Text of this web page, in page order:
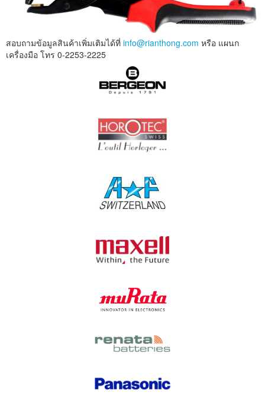
สอบถามข้อมูลสินค้าเพิ่มเติมได้ที่ info@rianthong.com หรือ แผนก
เครื่องมือ โทร 0-2253-2225